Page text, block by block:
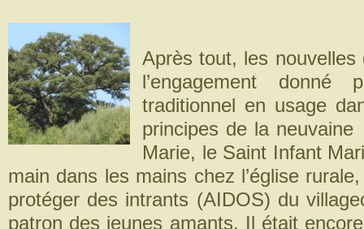
Après tout, les nouvelles
l’engagement
traditionnel en usage
principes de la
Marie, le Saint Infant
main dans les mains chez l’église
protéger des intrants (AIDOS) du
patron des jeunes amants. Il était